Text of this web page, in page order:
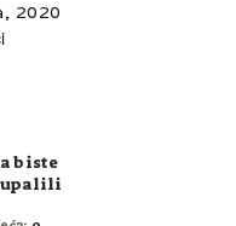
2020
biste
upalili